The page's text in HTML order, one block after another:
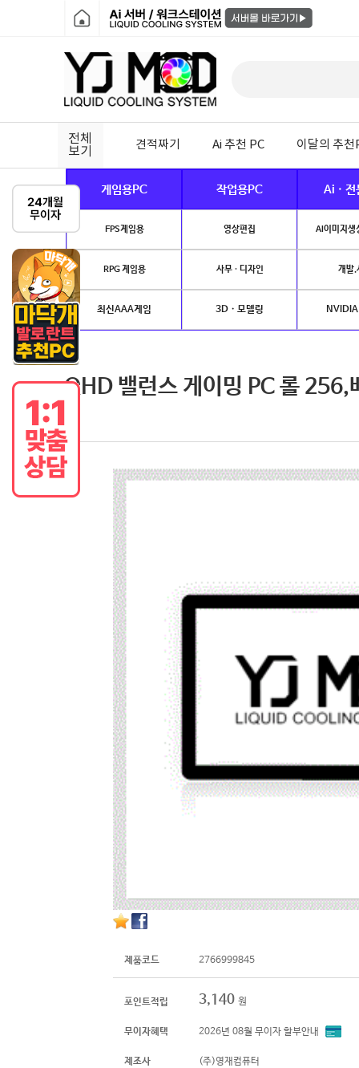
전체
보기
견적짜기 Ai 추천 PC 이달의 추천
게임용PC 작업용PC Ai · 전
FPS게임용 영상편집 AI이미지생
RPG 게임용 사무 · 디자인 개발.
최신AAA게임 3D · 모델링
QHD 밸런스 게이밍 PC 롤
제품코드 2766999845
포인트적립 3,140 원
무이자혜택 2026년 08월 무이자 할부안내
제조사 (주)영재컴퓨터